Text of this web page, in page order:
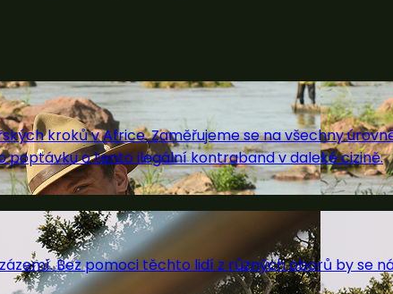
kroků v Africe. Zaměřujeme se na všechny
o tento ilegální kontraband v daleké cizině.
Bez pomoci těchto lidí z různých oborů by se